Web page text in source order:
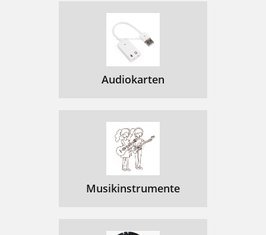
Audiokarten
Musikinstrumente